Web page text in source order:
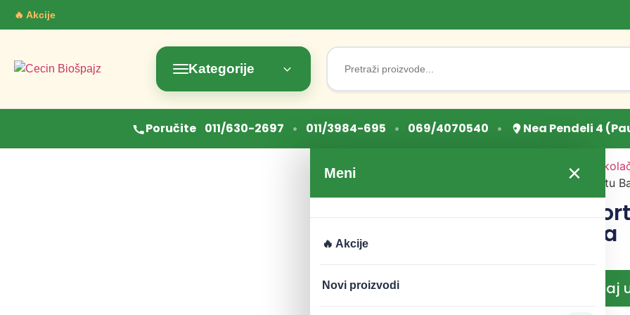
🔥 Akcije
Kategorije
Search
for:
Poručite 011/630-2697 • 011/3984-695 • 069/4070540 • Nea Pendeli 4
Meni ×
🔥 Akcije
Novi proizvodi
Sve za torte i
/ Figurice za tortu
Figurice za
Papa In Bajka
Dodaj